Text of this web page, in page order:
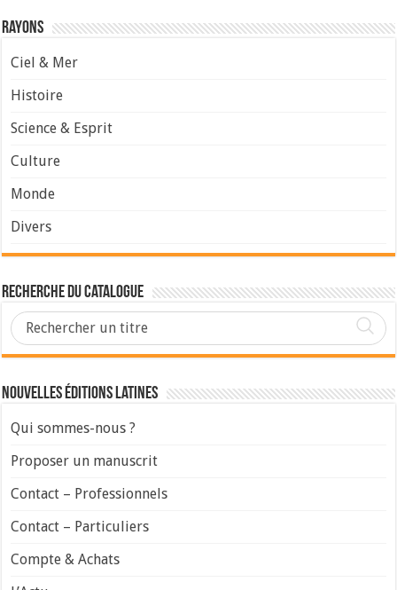
Rayons
Ciel & Mer
Histoire
Science & Esprit
Culture
Monde
Divers
Recherche du Catalogue
Nouvelles Éditions Latines
Qui sommes-nous ?
Proposer un manuscrit
Contact – Professionnels
Contact – Particuliers
Compte & Achats